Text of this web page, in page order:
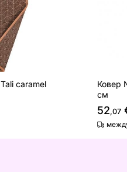
caramel
Ковер
см
52,07